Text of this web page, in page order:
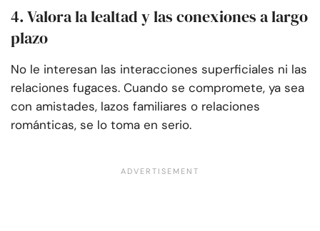
4. Valora la lealtad y las conexiones a largo
plazo
No le interesan las interacciones superficiales ni las
relaciones fugaces. Cuando se compromete, ya sea
con amistades, lazos familiares o relaciones
románticas, se lo toma en serio.